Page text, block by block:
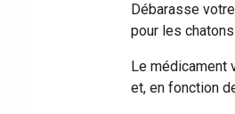
Débarasse
pour les
Le médicament
et, en fonction